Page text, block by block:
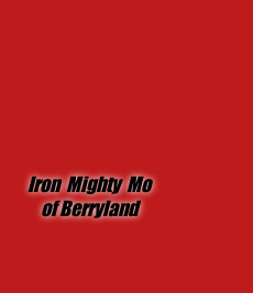
Iron Mighty Mo
of Berryland